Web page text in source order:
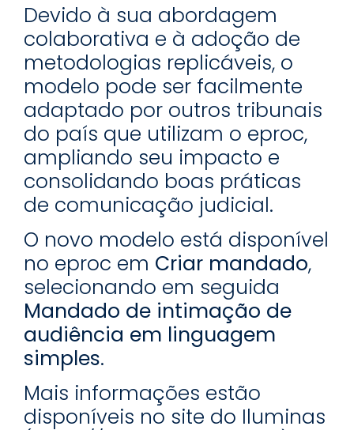
Devido à sua abordagem
colaborativa e à adoção de
metodologias replicáveis, o
modelo pode ser facilmente
adaptado por outros tribunais
do país que utilizam o eproc,
ampliando seu impacto e
consolidando boas práticas
de comunicação judicial.
O novo modelo está disponível
no eproc em Criar mandado,
selecionando em seguida
Mandado de intimação de
audiência em linguagem
simples.
Mais informações estão
disponíveis no site do Iluminas